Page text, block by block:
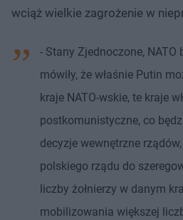
wciąż wielkie zagrożenie w
- Stany Zjednoczone, NATO
mówiły, że właśnie Putin
kraje NATO-wskie, te kraje
postkomunistyczne, co
decyzje wewnętrzne
polskiego rządu do
liczby żołnierzy w danym
mobilizowania większej